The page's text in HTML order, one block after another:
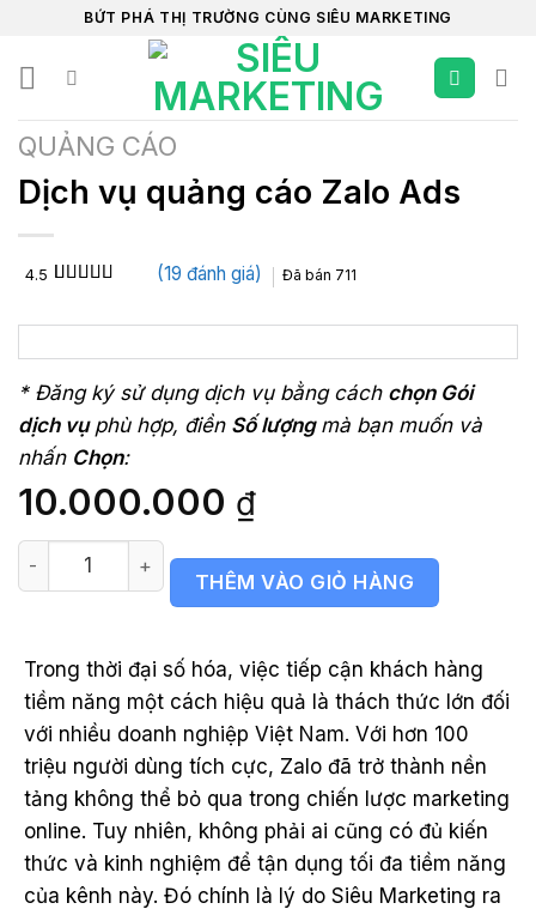
BỨT PHÁ THỊ TRƯỜNG CÙNG SIÊU MARKETING
QUẢNG CÁO
Dịch vụ quảng cáo Zalo Ads
4.5
đánh giá
(19 đánh giá) Đã bán 711
* Đăng ký sử dụng dịch vụ bằng cách chọn Gói
dịch vụphù hợp, điền Số lượng mà bạn muốn và
nhấn Chọn:
10.000.000 ₫
Dịch vụ quảng cáo Zalo Ads số lượng
THÊM VÀO GIỎ HÀNG
Trong thời đại số hóa, việc tiếp cận khách hàng
tiềm năng một cách hiệu quả là thách thức lớn đối
với nhiều doanh nghiệp Việt Nam. Với hơn 100
triệu người dùng tích cực, Zalo đã trở thành nền
tảng không thể bỏ qua trong chiến lược marketing
online. Tuy nhiên, không phải ai cũng có đủ kiến
thức và kinh nghiệm để tận dụng tối đa tiềm năng
của kênh này. Đó chính là lý do Siêu Marketing ra